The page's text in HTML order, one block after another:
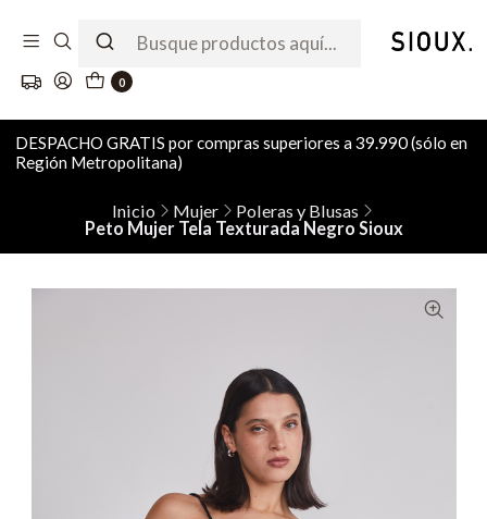
0
DESPACHO GRATIS por compras superiores a 39.990 (sólo en
Región Metropolitana)
Inicio Mujer
Poleras y Blusas
Peto Mujer Tela Texturada Negro Sioux